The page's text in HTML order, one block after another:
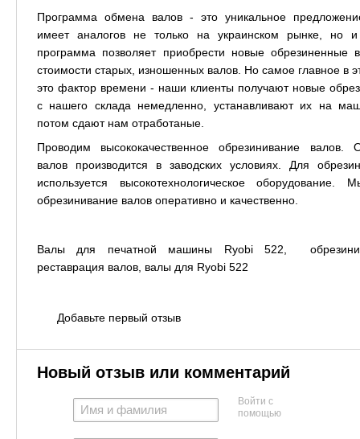
Программа обмена валов - это уникальное
имеет аналогов не только на украинском рынке, но
программа позволяет приобрести новые обрезиненные
стоимости старых, изношенных валов. Но самое главное в
это фактор времени - наши клиенты получают новые
с нашего склада немедленно, устанавливают их на
потом сдают нам отработаные.
Проводим высококачественное обрезинивание валов.
валов производится в заводских условиях. Для
используется высокотехнологическое оборудование.
обрезинивание валов оперативно и качественно.
Валы для печатной машины Ryobi 522,
реставрация валов, валы для Ryobi 522
Добавьте первый отзыв
Новый отзыв или комментарий
Войти с
помощью